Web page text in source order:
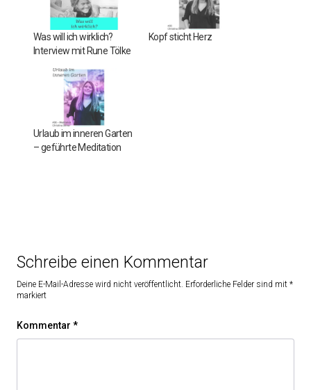
Was will ich wirklich?
Interview mit Rune Tölke
Kopf sticht Herz
Urlaub im inneren Garten
– geführte Meditation
Schreibe einen Kommentar
Deine E-Mail-Adresse wird nicht veröffentlicht. Erforderliche Felder sind mit *
markiert
Kommentar *